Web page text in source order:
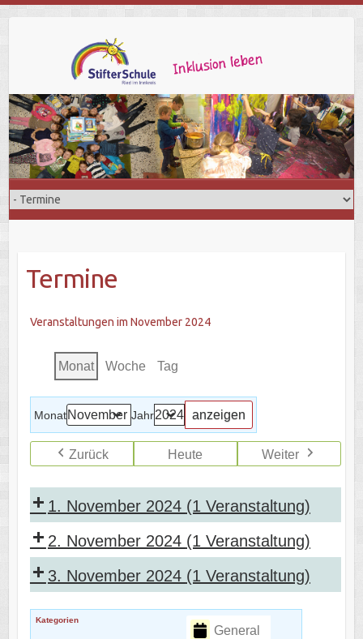
Termine
Veranstaltungen im November 2024
Monat Woche Tag
Monat Jahr
Zurück Heute Weiter
1. November 2024 (1 Veranstaltung)
2. November 2024 (1 Veranstaltung)
3. November 2024 (1 Veranstaltung)
Kategorien
General